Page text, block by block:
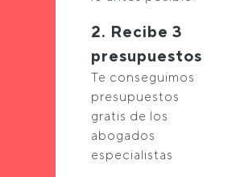
2. Recibe 3
presupuestos
Te conseguimos
presupuestos
gratis de los
abogados
especialistas